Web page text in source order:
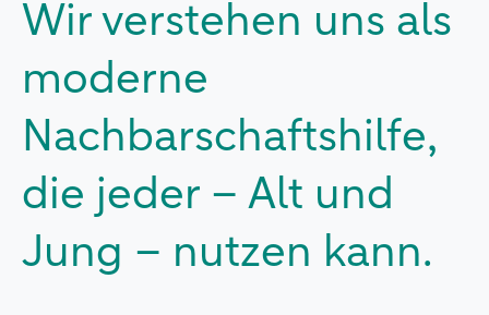
Wir verstehen uns als
moderne
Nachbarschaftshilfe,
die jeder – Alt und
Jung – nutzen kann.